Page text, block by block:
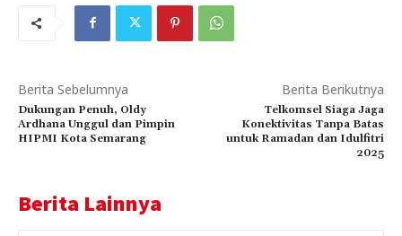
Berita Sebelumnya
Dukungan Penuh, Oldy
Ardhana Unggul dan Pimpin
HIPMI Kota Semarang
Berita Berikutnya
Telkomsel Siaga Jaga
Konektivitas Tanpa Batas
untuk Ramadan dan Idulfitri
2025
Berita Lainnya